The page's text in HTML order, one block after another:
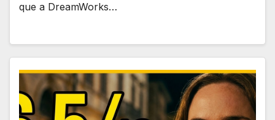
que a DreamWorks…